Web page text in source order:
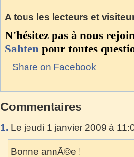
A tous les lecteurs et
N'hésitez pas à nous
Sahten pour toutes
Share on Facebook
Commentaires
1. Le jeudi 1 janvier 2009 à
Bonne annÃ©e !